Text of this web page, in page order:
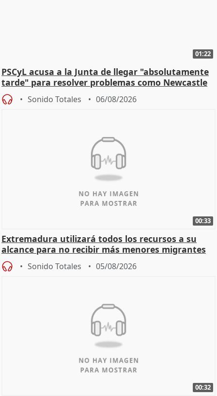
01:22
PSCyL acusa a la Junta de llegar "absolutamente
tarde" para resolver problemas como Newcastle
Sonido Totales 06/08/2026
00:33
Extremadura utilizará todos los recursos a su
alcance para no recibir más menores migrantes
Sonido Totales 05/08/2026
00:32